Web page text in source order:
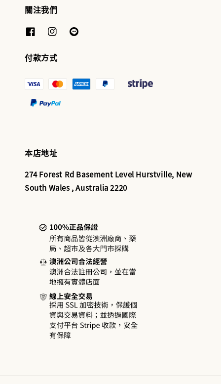
關注我們
付款方式
本店地址
274 Forest Rd Basement Level Hurstville, New
South Wales , Australia 2220